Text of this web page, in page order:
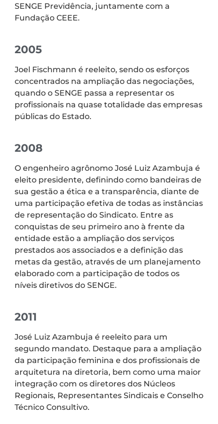
SENGE Previdência, juntamente com a
Fundação CEEE.
2005
Joel Fischmann é reeleito, sendo os esforços
concentrados na ampliação das negociações,
quando o SENGE passa a representar os
profissionais na quase totalidade das empresas
públicas do Estado.
2008
O engenheiro agrônomo José Luiz Azambuja é
eleito presidente, definindo como bandeiras de
sua gestão a ética e a transparência, diante de
uma participação efetiva de todas as instâncias
de representação do Sindicato. Entre as
conquistas de seu primeiro ano à frente da
entidade estão a ampliação dos serviços
prestados aos associados e a definição das
metas da gestão, através de um planejamento
elaborado com a participação de todos os
níveis diretivos do SENGE.
2011
José Luiz Azambuja é reeleito para um
segundo mandato. Destaque para a ampliação
da participação feminina e dos profissionais de
arquitetura na diretoria, bem como uma maior
integração com os diretores dos Núcleos
Regionais, Representantes Sindicais e Conselho
Técnico Consultivo.